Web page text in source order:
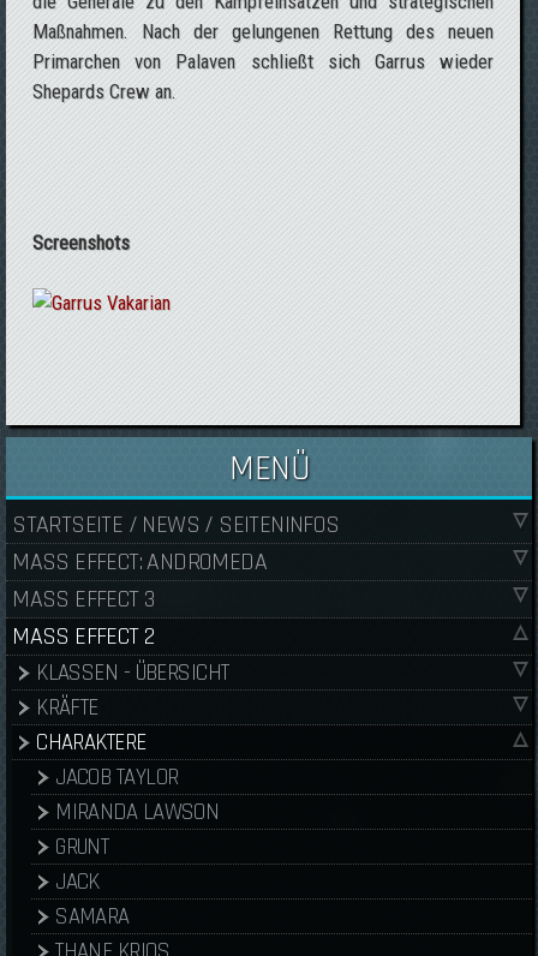
Maßnahmen. Nach der gelungenen Rettung des neuen
Primarchen von Palaven schließt sich Garrus wieder
Shepards Crew an.
Screenshots
MENÜ
STARTSEITE / NEWS / SEITENINFOS
MASS EFFECT: ANDROMEDA
MASS EFFECT 3
MASS EFFECT 2
KLASSEN - ÜBERSICHT
KRÄFTE
CHARAKTERE
JACOB TAYLOR
MIRANDA LAWSON
GRUNT
JACK
SAMARA